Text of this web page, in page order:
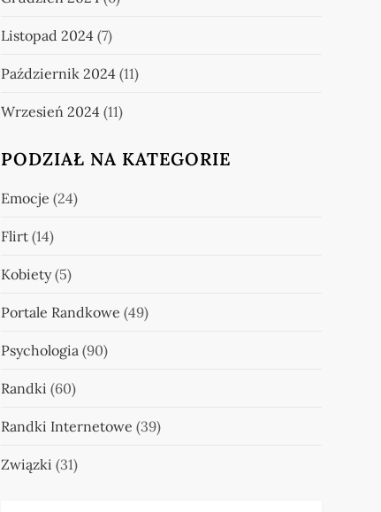
Listopad 2024(7)
Październik 2024(11)
Wrzesień 2024(11)
PODZIAŁ NA KATEGORIE
Emocje (24)
Flirt(14)
Kobiety(5)
Portale Randkowe (49)
Psychologia(90)
Randki (60)
Randki Internetowe (39)
Związki (31)